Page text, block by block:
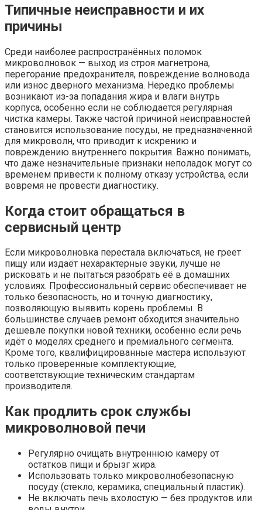
Типичные неисправности и их
причины
Среди наиболее распространённых поломок
микроволновок — выход из строя магнетрона,
перегорание предохранителя, повреждение волновода
или износ дверного механизма. Нередко проблемы
возникают из-за попадания жира и влаги внутрь
корпуса, особенно если не соблюдается регулярная
чистка камеры. Также частой причиной неисправностей
становится использование посуды, не предназначенной
для микроволн, что приводит к искрению и
повреждению внутреннего покрытия. Важно понимать,
что даже незначительные признаки неполадок могут со
временем привести к полному отказу устройства, если
вовремя не провести диагностику.
Когда стоит обращаться в
сервисный центр
Если микроволновка перестала включаться, не греет
пищу или издаёт нехарактерные звуки, лучше не
рисковать и не пытаться разобрать её в домашних
условиях. Профессиональный сервис обеспечивает не
только безопасность, но и точную диагностику,
позволяющую выявить корень проблемы. В
большинстве случаев ремонт обходится значительно
дешевле покупки новой техники, особенно если речь
идёт о моделях среднего и премиального сегмента.
Кроме того, квалифицированные мастера используют
только проверенные комплектующие,
соответствующие техническим стандартам
производителя.
Как продлить срок службы
микроволновой печи
Регулярно очищать внутреннюю камеру от
остатков пищи и брызг жира.
Использовать только микроволнобезопасную
посуду (стекло, керамика, специальный пластик).
Не включать печь вхолостую — без продуктов или